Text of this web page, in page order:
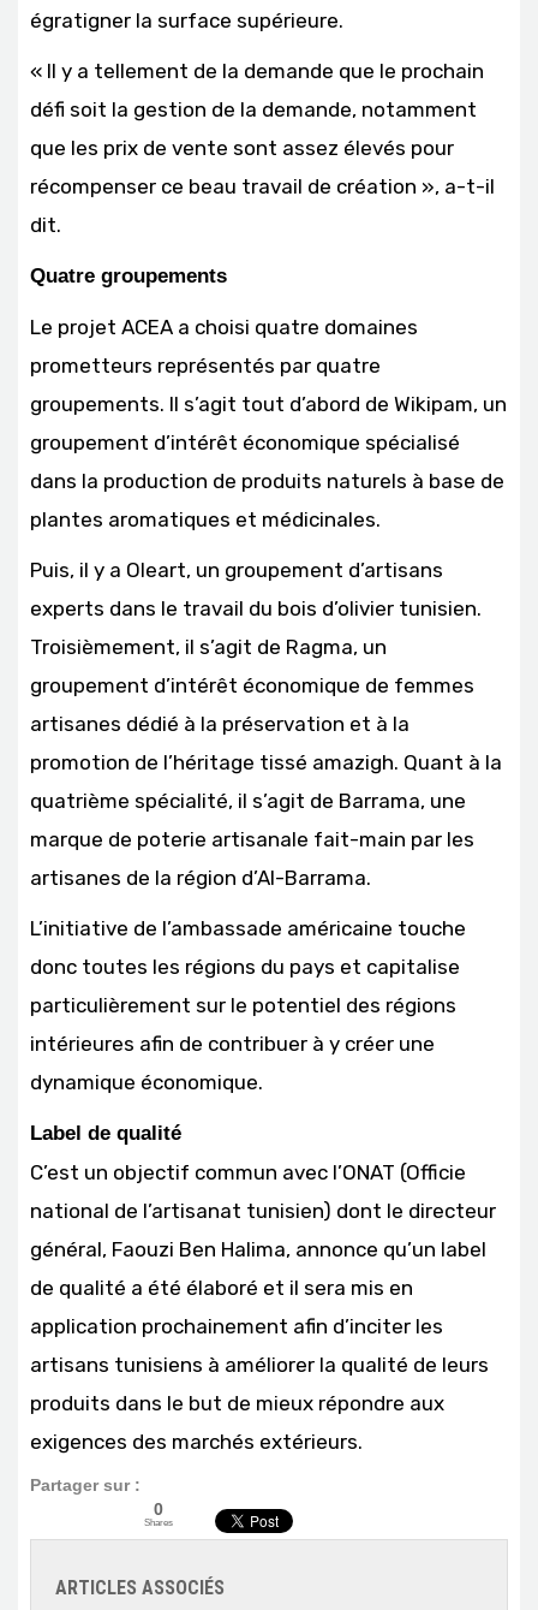
égratigner la surface supérieure.
« Il y a tellement de la demande que le prochain
défi soit la gestion de la demande, notamment
que les prix de vente sont assez élevés pour
récompenser ce beau travail de création », a-t-il
dit.
Quatre groupements
Le projet ACEA a choisi quatre domaines
prometteurs représentés par quatre
groupements. Il s’agit tout d’abord de Wikipam, un
groupement d’intérêt économique spécialisé
dans la production de produits naturels à base de
plantes aromatiques et médicinales.
Puis, il y a Oleart, un groupement d’artisans
experts dans le travail du bois d’olivier tunisien.
Troisièmement, il s’agit de Ragma, un
groupement d’intérêt économique de femmes
artisanes dédié à la préservation et à la
promotion de l’héritage tissé amazigh. Quant à la
quatrième spécialité, il s’agit de Barrama, une
marque de poterie artisanale fait-main par les
artisanes de la région d’Al-Barrama.
L’initiative de l’ambassade américaine touche
donc toutes les régions du pays et capitalise
particulièrement sur le potentiel des régions
intérieures afin de contribuer à y créer une
dynamique économique.
Label de qualité
C’est un objectif commun avec l’ONAT (Officie
national de l’artisanat tunisien) dont le directeur
général, Faouzi Ben Halima, annonce qu’un label
de qualité a été élaboré et il sera mis en
application prochainement afin d’inciter les
artisans tunisiens à améliorer la qualité de leurs
produits dans le but de mieux répondre aux
exigences des marchés extérieurs.
Partager sur :
0
Shares
ARTICLES ASSOCIÉS